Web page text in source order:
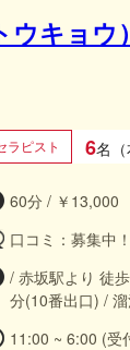
キョウ）
ラピスト 6名（
60分 / ￥13,000
口コミ：募集中！
/ 赤坂駅より 徒
分(10番出口) /
11:00 ~ 6:00 (受